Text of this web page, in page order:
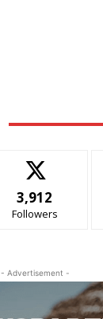
3,912
Followers
- Advertisement -